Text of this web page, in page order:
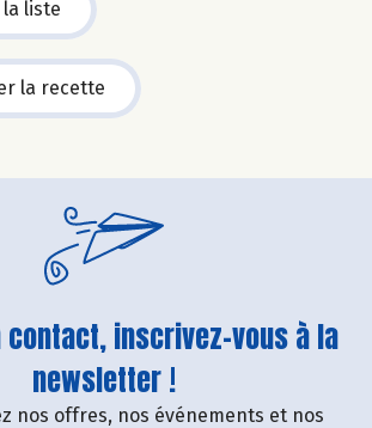
la liste
la recette
contact, inscrivez-vous à la
newsletter !
nos offres, nos événements et nos